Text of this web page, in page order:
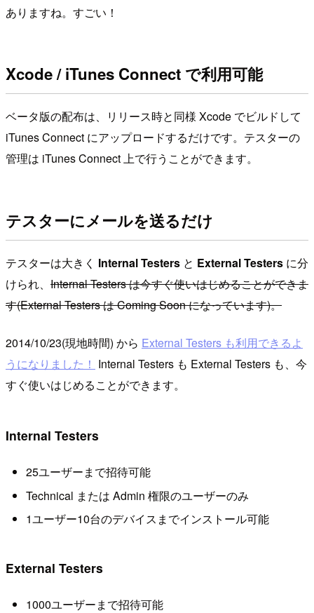
ありますね。すごい！
Xcode / iTunes Connect で利用可能
ベータ版の配布は、リリース時と同様 Xcode でビルドして
iTunes Connect にアップロードするだけです。テスターの
管理は iTunes Connect 上で行うことができます。
テスターにメールを送るだけ
テスターは大きく Internal Testers と External Testers に分
けられ、 Internal Testers は今すぐ使いはじめることができま
す(External Testers は Coming Soon になっています)。
2014/10/23(現地時間) から External Testers も利用できるよ
うになりました！ Internal Testers も External Testers も、今
すぐ使いはじめることができます。
Internal Testers
25ユーザーまで招待可能
Technical または Admin 権限のユーザーのみ
1ユーザー10台のデバイスまでインストール可能
External Testers
1000ユーザーまで招待可能